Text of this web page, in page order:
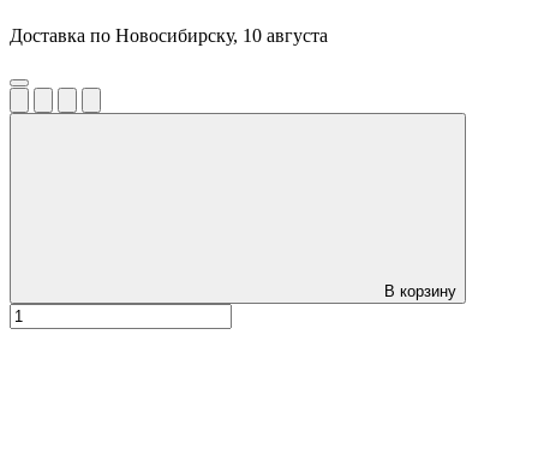
Доставка по Новосибирску, 10 августа
В корзину